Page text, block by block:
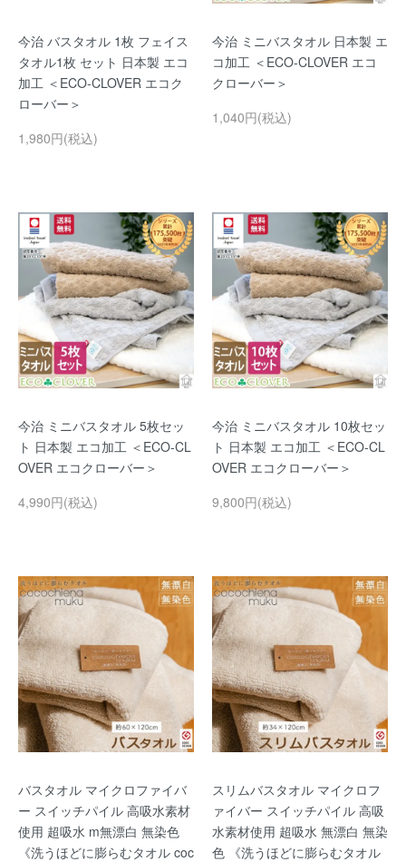
今治 バスタオル 1枚 フェイス
タオル1枚 セット 日本製 エコ
加工 ＜ECO-CLOVER エコク
ローバー＞
1,980円(税込)
今治 ミニバスタオル 日本製 エ
コ加工 ＜ECO-CLOVER エコ
クローバー＞
1,040円(税込)
今治 ミニバスタオル 5枚セッ
ト 日本製 エコ加工 ＜ECO-CL
OVER エコクローバー＞
4,990円(税込)
今治 ミニバスタオル 10枚セッ
ト 日本製 エコ加工 ＜ECO-CL
OVER エコクローバー＞
9,800円(税込)
バスタオル マイクロファイバ
ー スイッチパイル 高吸水素材
使用 超吸水 m無漂白 無染色
《洗うほどに膨らむタオル coc
スリムバスタオル マイクロフ
ァイバー スイッチパイル 高吸
水素材使用 超吸水 無漂白 無染
色 《洗うほどに膨らむタオル